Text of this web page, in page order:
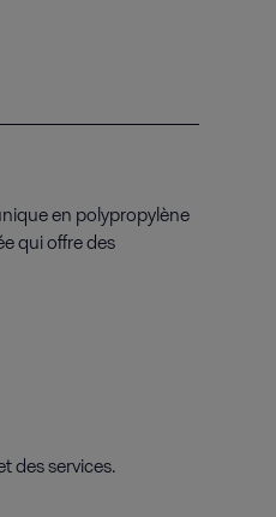
en polypropylène
qui offre des
des services.